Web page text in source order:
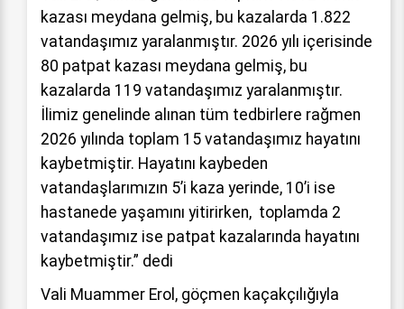
kazası meydana gelmiş, bu kazalarda 1.822
vatandaşımız yaralanmıştır. 2026 yılı içerisinde
80 patpat kazası meydana gelmiş, bu
kazalarda 119 vatandaşımız yaralanmıştır.
İlimiz genelinde alınan tüm tedbirlere rağmen
2026 yılında toplam 15 vatandaşımız hayatını
kaybetmiştir. Hayatını kaybeden
vatandaşlarımızın 5’i kaza yerinde, 10’i ise
hastanede yaşamını yitirirken, toplamda 2
vatandaşımız ise patpat kazalarında hayatını
kaybetmiştir.” dedi
Vali Muammer Erol, göçmen kaçakçılığıyla